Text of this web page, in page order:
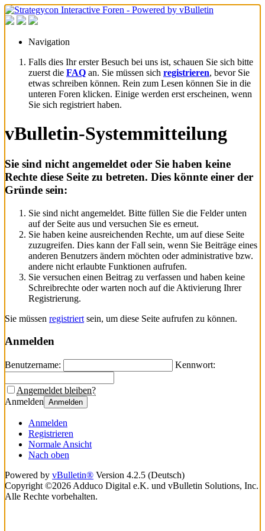
Navigation
Falls dies Ihr erster Besuch bei uns ist, schauen Sie sich bitte
zuerst die FAQ an. Sie müssen sich registrieren, bevor Sie
etwas schreiben können. Rein zum Lesen können Sie in die
unteren Foren klicken. Einige werden erst erscheinen, wenn
Sie sich registriert haben.
vBulletin-Systemmitteilung
Sie sind nicht angemeldet oder Sie haben keine
Rechte diese Seite zu betreten. Dies könnte einer der
Gründe sein:
Sie sind nicht angemeldet. Bitte füllen Sie die Felder unten
auf der Seite aus und versuchen Sie es erneut.
Sie haben keine ausreichenden Rechte, um auf diese Seite
zuzugreifen. Dies kann der Fall sein, wenn Sie Beiträge eines
anderen Benutzers ändern möchten oder administrative bzw.
andere nicht erlaubte Funktionen aufrufen.
Sie versuchen einen Beitrag zu verfassen und haben keine
Schreibrechte oder warten noch auf die Aktivierung Ihrer
Registrierung.
Sie müssen registriert sein, um diese Seite aufrufen zu können.
Anmelden
Benutzername: Kennwort:
Angemeldet bleiben?
Anmelden Anmelden
Anmelden
Registrieren
Normale Ansicht
Nach oben
Powered by vBulletin® Version 4.2.5 (Deutsch)
Copyright ©2026 Adduco Digital e.K. und vBulletin Solutions, Inc.
Alle Rechte vorbehalten.